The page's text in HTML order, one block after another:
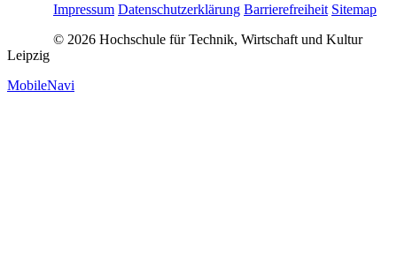
Impressum Datenschutzerklärung Barrierefreiheit Sitemap
© 2026 Hochschule für Technik, Wirtschaft und Kultur
Leipzig
MobileNavi